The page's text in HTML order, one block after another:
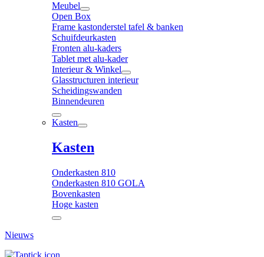
Meubel
Open Box
Frame kastonderstel tafel & banken
Schuifdeurkasten
Fronten alu-kaders
Tablet met alu-kader
Interieur & Winkel
Glasstructuren interieur
Scheidingswanden
Binnendeuren
Kasten
Kasten
Onderkasten 810
Onderkasten 810 GOLA
Bovenkasten
Hoge kasten
Nieuws